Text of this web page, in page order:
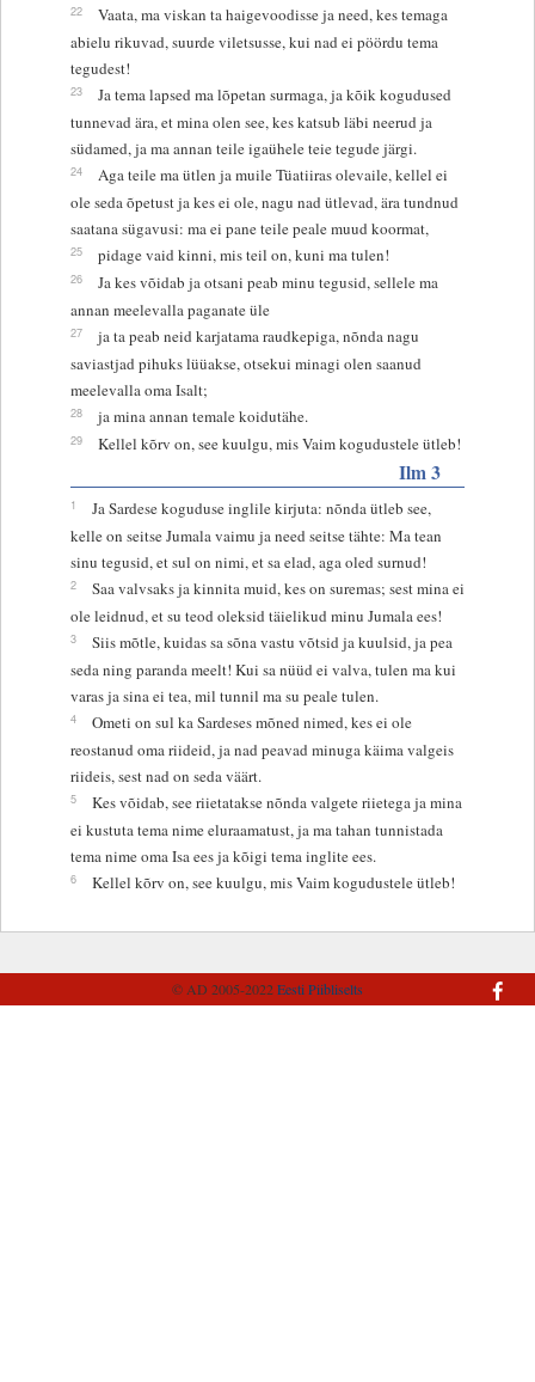
22
Vaata, ma viskan ta haigevoodisse ja need, kes temaga
abielu rikuvad, suurde viletsusse, kui nad ei pöördu tema
tegudest!
23
Ja tema lapsed ma lõpetan surmaga, ja kõik kogudused
tunnevad ära, et mina olen see, kes katsub läbi neerud ja
südamed, ja ma annan teile igaühele teie tegude järgi.
24
Aga teile ma ütlen ja muile Tüatiiras olevaile, kellel ei
ole seda õpetust ja kes ei ole, nagu nad ütlevad, ära tundnud
saatana sügavusi: ma ei pane teile peale muud koormat,
25 pidage vaid kinni, mis teil on, kuni ma tulen!
26
Ja kes võidab ja otsani peab minu tegusid, sellele ma
annan meelevalla paganate üle
27
ja ta peab neid karjatama raudkepiga, nõnda nagu
saviastjad pihuks lüüakse, otsekui minagi olen saanud
meelevalla oma Isalt;
28 ja mina annan temale koidutähe.
29 Kellel kõrv on, see kuulgu, mis Vaim kogudustele ütleb!
Ilm 3
1
Ja Sardese koguduse inglile kirjuta: nõnda ütleb see,
kelle on seitse Jumala vaimu ja need seitse tähte: Ma tean
sinu tegusid, et sul on nimi, et sa elad, aga oled surnud!
2
Saa valvsaks ja kinnita muid, kes on suremas; sest mina ei
ole leidnud, et su teod oleksid täielikud minu Jumala ees!
3
Siis mõtle, kuidas sa sõna vastu võtsid ja kuulsid, ja pea
seda ning paranda meelt! Kui sa nüüd ei valva, tulen ma kui
varas ja sina ei tea, mil tunnil ma su peale tulen.
4
Ometi on sul ka Sardeses mõned nimed, kes ei ole
reostanud oma riideid, ja nad peavad minuga käima valgeis
riideis, sest nad on seda väärt.
5
Kes võidab, see riietatakse nõnda valgete riietega ja mina
ei kustuta tema nime eluraamatust, ja ma tahan tunnistada
tema nime oma Isa ees ja kõigi tema inglite ees.
6 Kellel kõrv on, see kuulgu, mis Vaim kogudustele ütleb!
© AD 2005-2022Eesti Piibliselts